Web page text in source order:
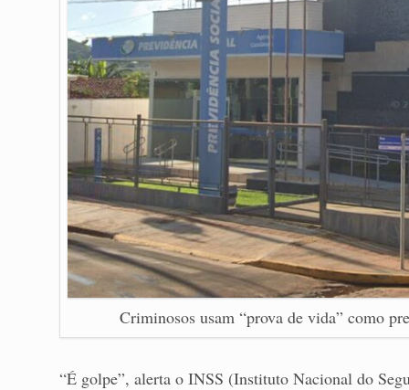
Criminosos usam “prova de vida” como
“É golpe”, alerta o INSS (Instituto Nacional do